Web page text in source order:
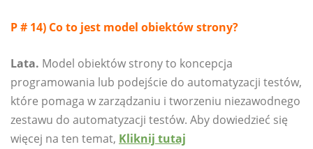
P # 14) Co to jest model obiektów strony?
Lata. Model obiektów strony to koncepcja
programowania lub podejście do automatyzacji testów,
które pomaga w zarządzaniu i tworzeniu niezawodnego
zestawu do automatyzacji testów. Aby dowiedzieć się
więcej na ten temat, Kliknij tutaj